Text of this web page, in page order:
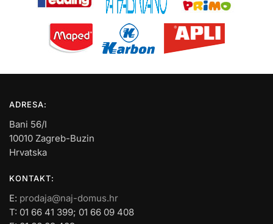
ADRESA:
Bani 56/I
10010 Zagreb-Buzin
Hrvatska
KONTAKT:
E: prodaja@naj-domus.hr
T: 01 66 41 399; 01 66 09 408